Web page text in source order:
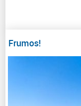
Frumos!